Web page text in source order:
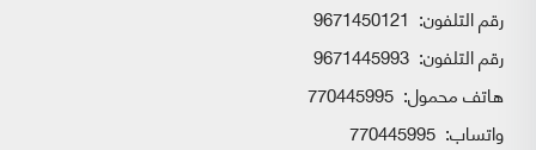
رقم التلفون: 9671450121
رقم التلفون: 9671445993
هاتف محمول: 770445995
واتساب: